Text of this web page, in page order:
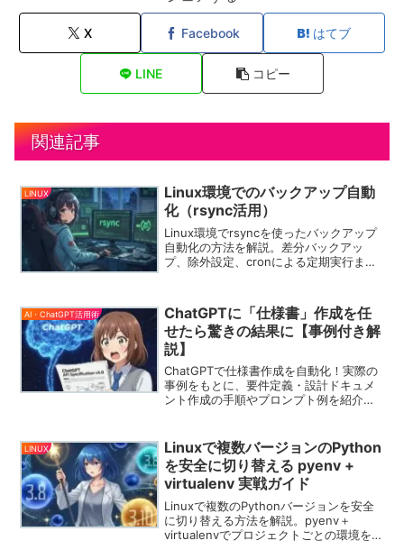
X Facebook はてブ
LINE コピー
関連記事
LINUX
Linux環境でのバックアップ自動
化（rsync活用）
Linux環境でrsyncを使ったバックアップ
自動化の方法を解説。差分バックアッ
プ、除外設定、cronによる定期実行まで
AI・ChatGPT活用術
ChatGPTに「仕様書」作成を任
せたら驚きの結果に【事例付き解
説】
ChatGPTで仕様書作成を自動化！実際の
事例をもとに、要件定義・設計ドキュメ
ント作成の手順やプロンプト例を紹介。
LINUX
Linuxで複数バージョンのPython
を安全に切り替える pyenv +
virtualenv 実戦ガイド
Linuxで複数のPythonバージョンを安全
に切り替える方法を解説。pyenv＋
virtualenvでプロジェクトごとの環境を簡